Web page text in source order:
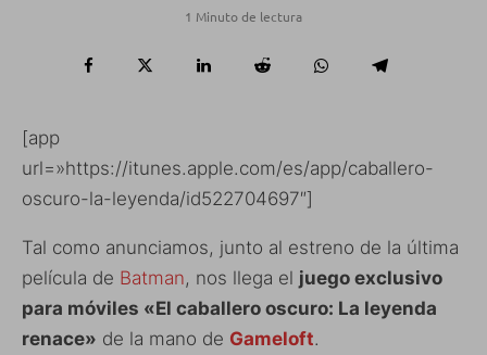
1 Minuto de lectura
[app
url=»https://itunes.apple.com/es/app/caballero-
oscuro-la-leyenda/id522704697″]
Tal como anunciamos, junto al estreno de la última
película de Batman, nos llega el juego exclusivo
para móviles «El caballero oscuro: La leyenda
renace» de la mano de Gameloft.